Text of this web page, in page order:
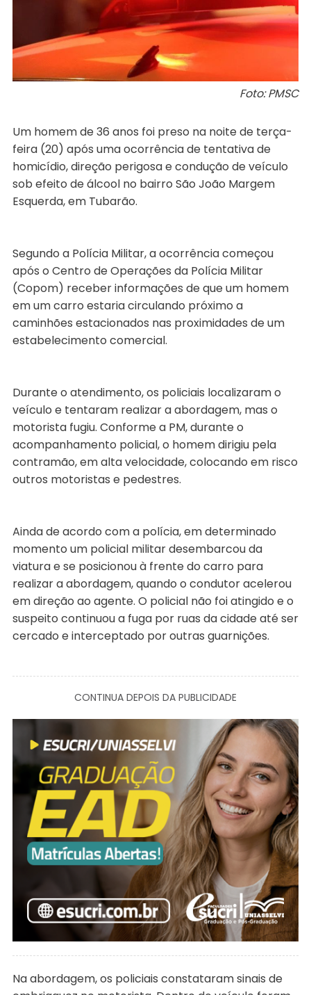
Foto: PMSC
Um homem de 36 anos foi preso na noite de terça-
feira (20) após uma ocorrência de tentativa de
homicídio, direção perigosa e condução de veículo
sob efeito de álcool no bairro São João Margem
Esquerda, em Tubarão.
Segundo a Polícia Militar, a ocorrência começou
após o Centro de Operações da Polícia Militar
(Copom) receber informações de que um homem
em um carro estaria circulando próximo a
caminhões estacionados nas proximidades de um
estabelecimento comercial.
Durante o atendimento, os policiais localizaram o
veículo e tentaram realizar a abordagem, mas o
motorista fugiu. Conforme a PM, durante o
acompanhamento policial, o homem dirigiu pela
contramão, em alta velocidade, colocando em risco
outros motoristas e pedestres.
Ainda de acordo com a polícia, em determinado
momento um policial militar desembarcou da
viatura e se posicionou à frente do carro para
realizar a abordagem, quando o condutor acelerou
em direção ao agente. O policial não foi atingido e o
suspeito continuou a fuga por ruas da cidade até ser
cercado e interceptado por outras guarnições.
CONTINUA DEPOIS DA PUBLICIDADE
Na abordagem, os policiais constataram sinais de